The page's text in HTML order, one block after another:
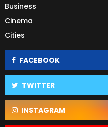
Business
Cinema
Cities
FACEBOOK
TWITTER
INSTAGRAM